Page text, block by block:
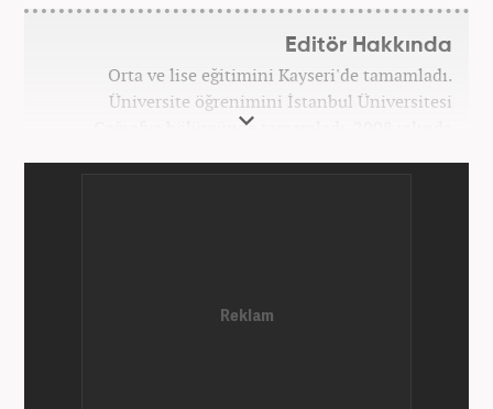
Editör Hakkında
Orta ve lise eğitimini Kayseri'de tamamladı.
Üniversite öğrenimini İstanbul Üniversitesi
Coğrafya bölümünde tamamladı. 2008 yılında